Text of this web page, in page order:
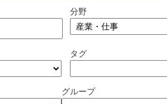
分野
タグ
グループ